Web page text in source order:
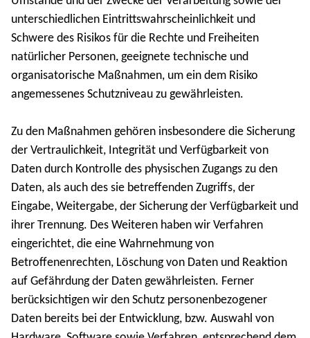
unterschiedlichen Eintrittswahrscheinlichkeit und
Schwere des Risikos für die Rechte und Freiheiten
natürlicher Personen, geeignete technische und
organisatorische Maßnahmen, um ein dem Risiko
angemessenes Schutzniveau zu gewährleisten.
Zu den Maßnahmen gehören insbesondere die Sicherung
der Vertraulichkeit, Integrität und Verfügbarkeit von
Daten durch Kontrolle des physischen Zugangs zu den
Daten, als auch des sie betreffenden Zugriffs, der
Eingabe, Weitergabe, der Sicherung der Verfügbarkeit und
ihrer Trennung. Des Weiteren haben wir Verfahren
eingerichtet, die eine Wahrnehmung von
Betroffenenrechten, Löschung von Daten und Reaktion
auf Gefährdung der Daten gewährleisten. Ferner
berücksichtigen wir den Schutz personenbezogener
Daten bereits bei der Entwicklung, bzw. Auswahl von